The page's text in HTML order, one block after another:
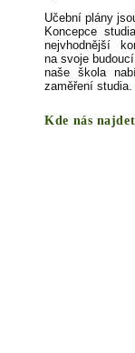
Učební plány
Koncepce
nejvhodnější
na svoje
naše škola
zaměření studia.
Kde nás